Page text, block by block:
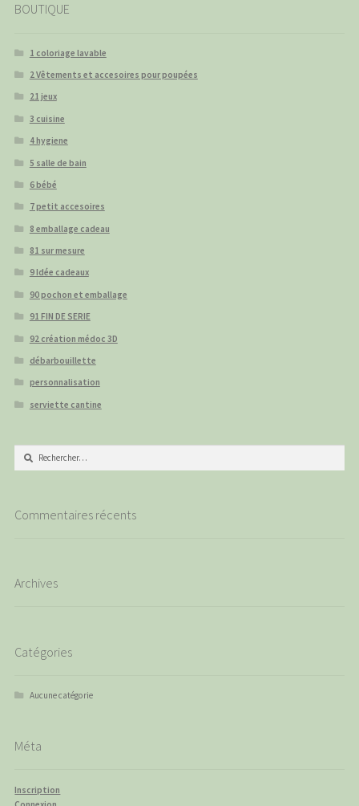
BOUTIQUE
1 coloriage lavable
2 Vêtements et accesoires pour poupées
21 jeux
3 cuisine
4 hygiene
5 salle de bain
6 bébé
7 petit accesoires
8 emballage cadeau
81 sur mesure
9 Idée cadeaux
90 pochon et emballage
91 FIN DE SERIE
92 création médoc 3D
débarbouillette
personnalisation
serviette cantine
Rechercher :
Commentaires récents
Archives
Catégories
Aucune catégorie
Méta
Inscription